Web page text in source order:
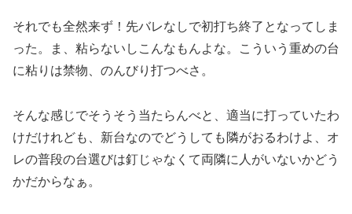
それでも全然来ず！先バレなしで初打ち終了となってしま
った。ま、粘らないしこんなもんよな。こういう重めの台
に粘りは禁物、のんびり打つべさ。
そんな感じでそうそう当たらんべと、適当に打っていたわ
けだけれども、新台なのでどうしても隣がおるわけよ、オ
レの普段の台選びは釘じゃなくて両隣に人がいないかどう
かだからなぁ。